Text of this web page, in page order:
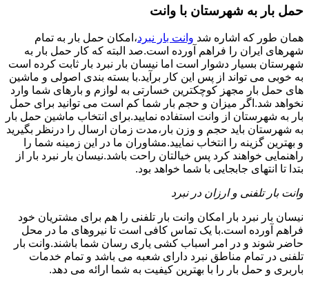
حمل بار به شهرستان با وانت
همان طور که اشاره شد وانت بار نبرد،امکان حمل بار به تمام
شهرهای ایران را فراهم آورده است.صد البته که کار حمل بار به
شهرستان بسیار دشوار است اما نیسان بار نبرد بار ثابت کرده است
به خوبی می تواند از پس این کار برآید.با بسته بندی اصولی و ماشین
های حمل بار مجهز کوچکترین خسارتی به لوازم و بارهای شما وارد
نخواهد شد.اگر میزان و حجم بار شما کم است می توانید برای حمل
بار به شهرستان از وانت استفاده نمایید.برای انتخاب ماشین حمل بار
به شهرستان باید حجم و وزن بار،مدت زمان ارسال را درنظر بگیرید
و بهترین گزینه را انتخاب نمایید.مشاوران ما در این زمینه شما را
راهنمایی خواهند کرد پس خیالتان راحت باشد.نیسان بار نبرد بار از
بتدا تا انتهای جابجایی با شما خواهد بود.
وانت بار تلفنی و ارزان در نبرد
نیسان بار نبرد بار امکان وانت بار تلفنی را هم برای مشتریان خود
فراهم آورده است.با یک تماس کافی است تا نیروهای ما در محل
حاضر شوند و در امر اسباب کشی یاری رسان شما باشند.وانت بار
تلفنی در تمام مناطق نبرد دارای شعبه می باشد و تمام خدمات
باربری و حمل بار را با بهترین کیفیت به شما ارائه می دهد.